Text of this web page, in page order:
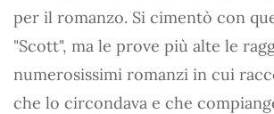
per il romanzo. Si cimentò con
"Scott", ma le prove più alte le
numerosissimi romanzi in cui
che lo circondava e che